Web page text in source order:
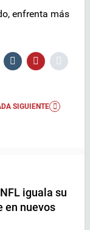
enfrenta más
SIGUIENTE
iguala su
en nuevos